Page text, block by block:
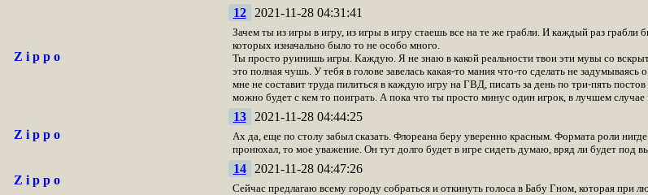
Z i p p o
12 2021-11-28 04:31:41
Зачем ты из игры в игру, из игры в игру стаешь все на те же грабли. И каждый раз
которых изначально было то не особо много.
Ты просто руинишь игры. Каждую. Я не знаю в какой реальности твои эти мувы со
это полная чушь. У тебя в голове завелась какая-то мания что-то сделать не
мне не составит труда пилиться в каждую игру на ГВД, писать за день по три-пять
можно будет с кем то поиграть. А пока что ты просто минус один игрок, в лучшем
Z i p p o
13 2021-11-28 04:44:25
Ах да, еще по столу забыл сказать. Флореана беру уверенно красным. Формата роли
пронюхал, то мое уважение. Он тут долго будет в игре сидеть думаю, вряд ли будет под
Z i p p o
14 2021-11-28 04:47:26
Сейчас предлагаю всему городу собраться и откинуть голоса в Бабу Гном, которая при